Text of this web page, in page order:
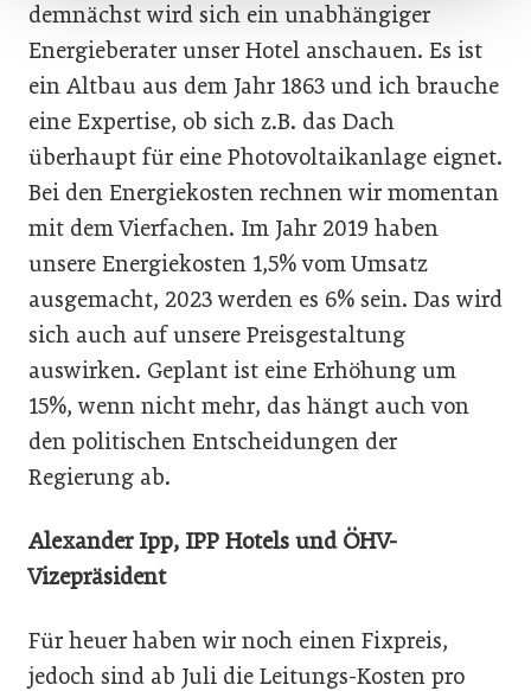
demnächst wird sich ein unabhängiger
Energieberater unser Hotel anschauen. Es ist
ein Altbau aus dem Jahr 1863 und ich brauche
eine Expertise, ob sich z.B. das Dach
überhaupt für eine Photovoltaikanlage eignet.
Bei den Energiekosten rechnen wir momentan
mit dem Vierfachen. Im Jahr 2019 haben
unsere Energiekosten 1,5% vom Umsatz
ausgemacht, 2023 werden es 6% sein. Das wird
sich auch auf unsere Preisgestaltung
auswirken. Geplant ist eine Erhöhung um
15%, wenn nicht mehr, das hängt auch von
den politischen Entscheidungen der
Regierung ab.
Alexander Ipp, IPP Hotels und ÖHV-
Vizepräsident
Für heuer haben wir noch einen Fixpreis,
jedoch sind ab Juli die Leitungs-Kosten pro